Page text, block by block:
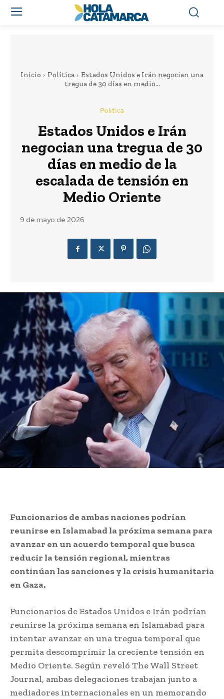
Inicio Política
Estados Unidos e Irán negocian una
tregua de 30 días en medio...
Política
Estados Unidos e Irán
negocian una tregua de 30
días en medio de la
escalada de tensión en
Medio Oriente
9 de mayo de 2026
Funcionarios de ambas naciones podrían
reunirse en Islamabad la próxima semana para
avanzar en un acuerdo temporal que busca
reducir la tensión regional, mientras
continúan las sanciones y la crisis humanitaria
en Gaza.
Funcionarios de Estados Unidos e Irán podrían
reunirse la próxima semana en Islamabad para
intentar avanzar en una tregua temporal que
permita descomprimir la creciente tensión en
Medio Oriente. Según reveló The Wall Street
Journal, ambas delegaciones trabajan junto a
mediadores internacionales en un memorando